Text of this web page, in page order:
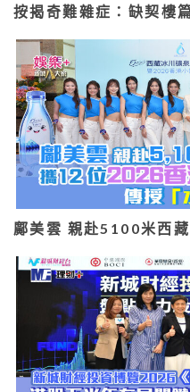
按揭奇難雜症：缺契樓
鄺美雲 親赴5100米西